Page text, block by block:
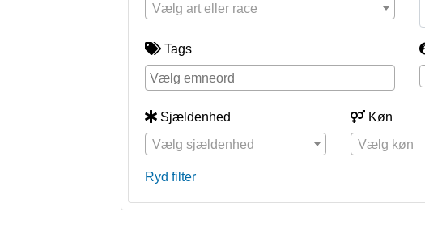
Vælg art eller race
Tags
Sjældenhed
Vælg sjældenhed
Køn
Vælg køn
Ryd filter